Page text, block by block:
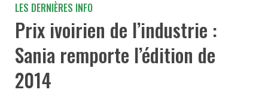
LES DERNIÈRES INFO
Prix ivoirien de l’industrie :
Sania remporte l’édition de
2014